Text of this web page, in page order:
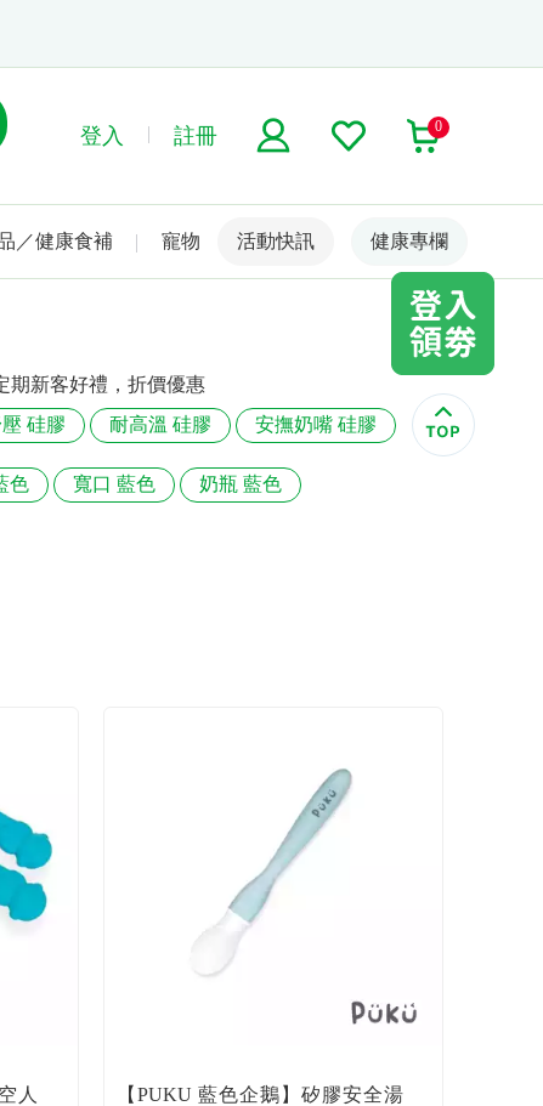
登入 註冊 0
／健康食補 寵物 名人嚴選
活動快訊 健康專欄
期新客好禮，折價優惠
硅膠 耐高溫 硅膠 安撫奶嘴 硅膠
色 寬口 藍色 奶瓶 藍色
人
【PUKU 藍色企鵝】矽膠安全湯